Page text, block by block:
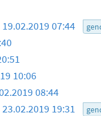
19.02.2019 07:44
10:06
08:44
23.02.2019 19:31